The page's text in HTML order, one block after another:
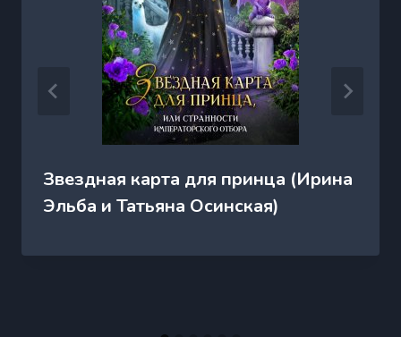
Звездная карта для принца (Ирина
Эльба и Татьяна Осинская)